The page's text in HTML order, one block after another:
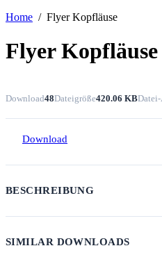
Home
Flyer Kopfläuse
Flyer Kopfläuse
Download48Dateigröße420.06 KB
Download
BESCHREIBUNG
SIMILAR DOWNLOADS